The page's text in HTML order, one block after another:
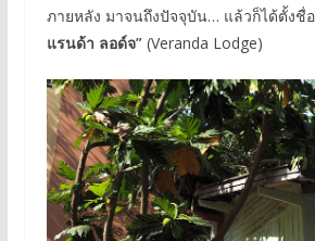
ภายหลัง มาจนถึงปัจจุบัน… แล้วก็ได้ตั้งชื่
แรนด้า ลอด์จ”(Veranda Lodge)